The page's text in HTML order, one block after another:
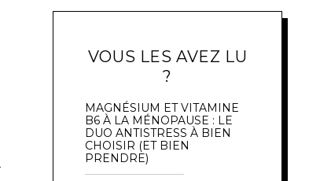
VOUS LES AVEZ LU
?
MAGNÉSIUM ET VITAMINE
B6 À LA MÉNOPAUSE : LE
DUO ANTISTRESS À BIEN
CHOISIR (ET BIEN
PRENDRE)